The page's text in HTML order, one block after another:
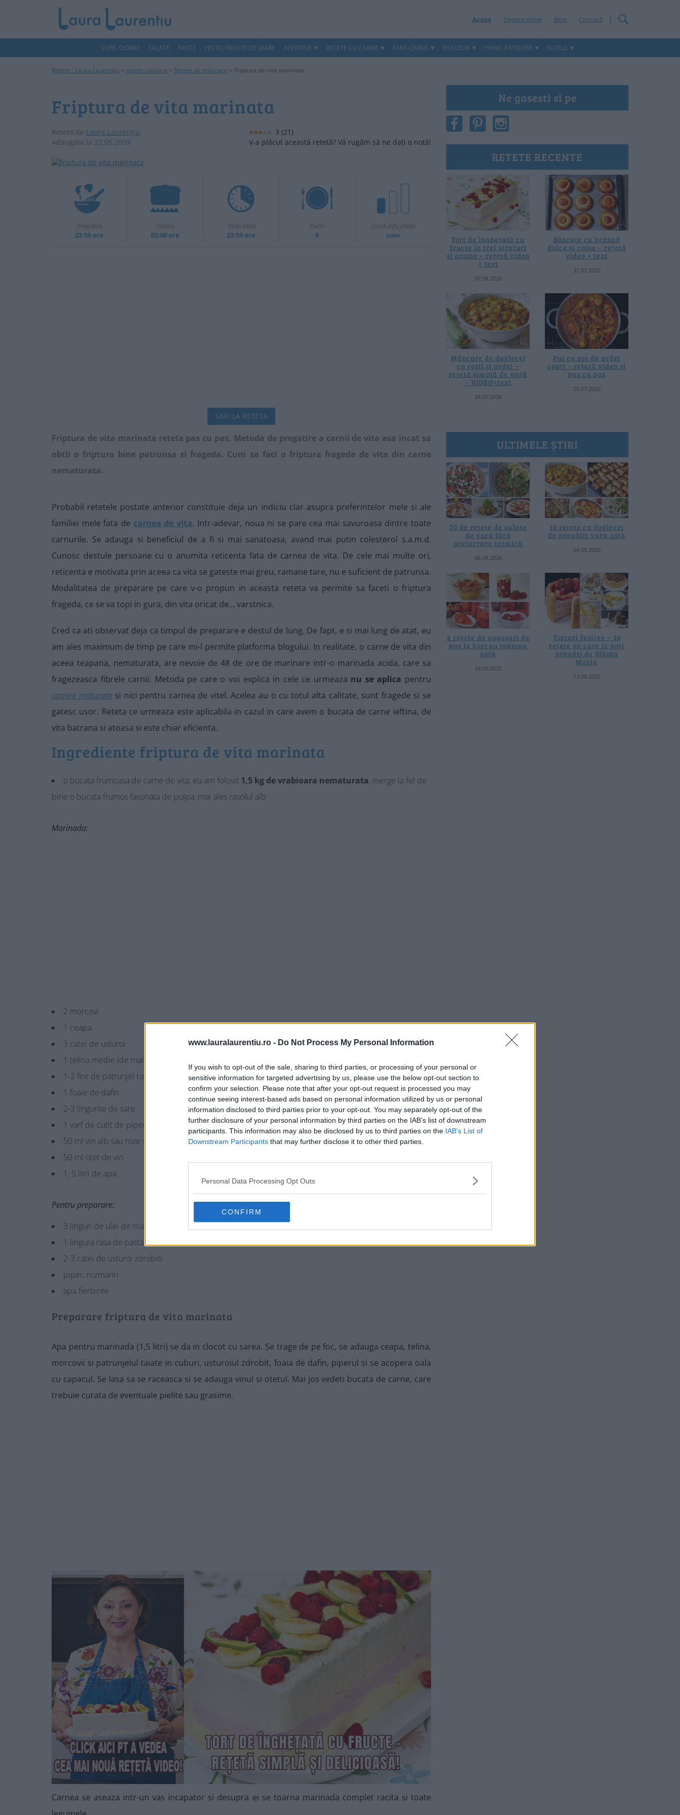
www.lauralaurentiu.ro - Do Not Process My Personal Information
If you wish to opt-out of the sale, sharing to third parties, or processing of your personal or
sensitive information for targeted advertising by us, please use the below opt-out section to
confirm your selection. Please note that after your opt-out request is processed you may
continue seeing interest-based ads based on personal information utilized by us or personal
information disclosed to third parties prior to your opt-out. You may separately opt-out of the
further disclosure of your personal information by third parties on the IAB’s list of downstream
participants. This information may also be disclosed by us to third parties on the IAB’s List of
Downstream Participants that may further disclose it to other third parties.
Personal Data Processing Opt Outs
CONFIRM
Acasa Despre mine Blog Contact
SUPE, CIORBE SALATE PASTE PESTE, FRUCTE DE MARE APERITIVE RETETE CU CARNE FARA CARNE DULCIURI PAINE, PATISERIE ALTELE
Rețete - Laura Laurențiu > retete culinare > Rețete de mâncare > Friptura de vita marinata
Friptura de vita marinata
Reteta de Laura Laurențiu
Adaugata la 22.05.2009
3 (21 )
V-a plăcut această retetă? Vă rugăm să ne dați o notă!
Pregatire
23:59 ore
Gatire
03:00 ore
Timp total
23:59 ore
Portii
8
Grad dificultate
usor
SARI LA RETETA
Friptura de vita marinata reteta pas cu pas. Metoda de pregatire a carnii de vita asa incat sa
obtii o friptura bine patrunsa si frageda. Cum sa faci o friptura frageda de vita din carne
nematurata.
Probabil retetele postate anterior constituie deja un indiciu clar asupra preferintelor mele si ale
familiei mele fata de carnea de vita. Intr-adevar, noua ni se pare cea mai savuroasa dintre toate
carnurile. Se adauga si beneficiul de a fi si mai sanatoasa, avand mai putin colesterol s.a.m.d.
Cunosc destule persoane cu o anumita reticenta fata de carnea de vita. De cele mai multe ori,
reticenta e motivata prin aceea ca vita se gateste mai greu, ramane tare, nu e suficient de patrunsa.
Modalitatea de preparare pe care v-o propun in aceasta reteta va permite sa faceti o friptura
frageda, ce se va topi in gura, din vita oricat de… varstnica.
Cred ca ati observat deja ca timpul de preparare e destul de lung. De fapt, e si mai lung de atat, eu
am ales maximum de timp pe care mi-l permite platforma blogului. In realitate, o carne de vita din
aceea teapana, nematurata, are nevoie de 48 de ore de marinare intr-o marinada acida, care sa
fragezeasca fibrele carnii. Metoda pe care o voi explica in cele ce urmeaza nu se aplica pentru
carnea maturatasi nici pentru carnea de vitel. Acelea au o cu totul alta calitate, sunt fragede si se
gatesc usor. Reteta ce urmeaza este aplicabila in cazul in care avem o bucata de carne ieftina, de
vita batrana si atoasa si este chiar eficienta.
Ingrediente friptura de vita marinata
o bucata frumoasa de carne de vita, eu am folosit 1,5 kg de vrabioara nematurata, merge la fel de
bine o bucata frumos fasonata de pulpa, mai ales rasolul alb
Marinada:
2 morcovi
1 ceapa
3 catei de usturoi
1 telina medie (de marimea unui ou mare)
1-2 fire de patrunjel radacina
1 foaie de dafin
2-3 lingurite de sare
1 varf de cutit de piper macinat sau cateva boabe de piper
50 ml vin alb sau roze sec
50 ml otet de vin
1, 5 litri de apa
Pentru preparare:
3 linguri de ulei de masline
1 lingura rasa de pasta de rosii
2-3 catei de usturoi zdrobiti
piper, rozmarin
apa fierbinte
Preparare friptura de vita marinata
Apa pentru marinada (1,5 litri) se da in clocot cu sarea. Se trage de pe foc, se adauga ceapa, telina,
morcovii si patrunjelul taiate in cuburi, usturoiul zdrobit, foaia de dafin, piperul si se acopera oala
cu capacul. Se lasa sa se raceasca si se adauga vinul si otetul. Mai jos vedeti bucata de carne, care
trebuie curata de eventuale pielite sau grasime.
Carnea se aseaza intr-un vas incapator si desupra ei se toarna marinada complet racita si toate
Ne gasesti si pe
RETETE RECENTE
Tort de înghețată cu
fructe în trei straturi
și arome – rețetă video
+ text
07.08.2026
Băscuțe cu brânză
dulce și caise – rețetă
video + text
31.07.2026
Mâncare de dovlecei
cu roșii și ardei –
rețetă simplă de vară
– VIDEO+text
28.07.2026
Pui cu sos de ardei
copți – rețetă video și
pas cu pas
25.07.2026
ULTIMELE ȘTIRI
20 de rețete de salate
de vară fără
prelucrare termică
06.08.2026
10 rețete cu dovlecei
de pregătit vara asta
04.08.2026
4 rețete de gogoșari de
pus la borcan toamna
asta
24.09.2025
Torturi festive – 10
rețete pe care le poți
pregăti de Sfânta
Maria
13.08.2025